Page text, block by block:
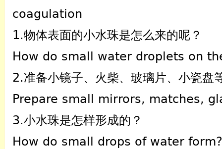
coagulation
1.物体表面的小水珠是怎么来的呢？
How do small water droplets on
2.准备小镜子、火柴、玻璃片、小瓷盘
Prepare small mirrors, matches,
3.小水珠是怎样形成的？
How do small drops of water form?